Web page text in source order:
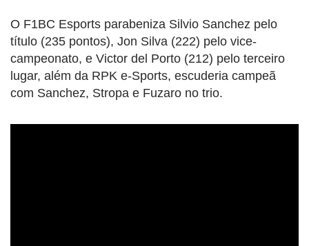
O F1BC Esports parabeniza Silvio Sanchez pelo
título (235 pontos), Jon Silva (222) pelo vice-
campeonato, e Victor del Porto (212) pelo terceiro
lugar, além da RPK e-Sports, escuderia campeã
com Sanchez, Stropa e Fuzaro no trio.